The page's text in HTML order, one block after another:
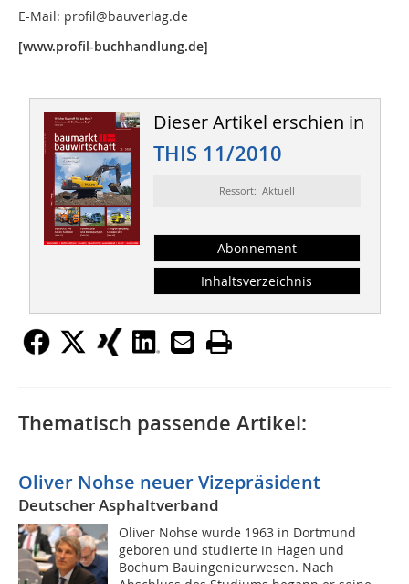
E-Mail: profil@bauverlag.de
[www.profil-buchhandlung.de]
Dieser Artikel erschien in
THIS 11/2010
Ressort: Aktuell
Abonnement
Inhaltsverzeichnis
Thematisch passende Artikel:
Oliver Nohse neuer Vizepräsident
Deutscher Asphaltverband
Oliver Nohse wurde 1963 in Dortmund
geboren und studierte in Hagen und
Bochum Bauingenieurwesen. Nach